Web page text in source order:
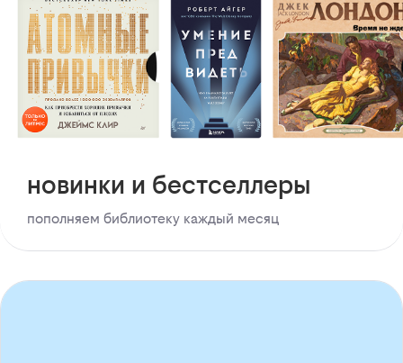
новинки и бестселлеры
пополняем библиотеку каждый месяц